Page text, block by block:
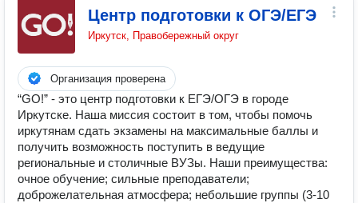
Центр подготовки к ОГЭ/ЕГЭ
Иркутск, Правобережный округ
Организация проверена
“GO!” - это центр подготовки к ЕГЭ/ОГЭ в городе
Иркутске. Наша миссия состоит в том, чтобы помочь
иркутянам сдать экзамены на максимальные баллы и
получить возможность поступить в ведущие
региональные и столичные ВУЗы. Наши преимущества:
очное обучение; сильные преподаватели;
доброжелательная атмосфера; небольшие группы (3-10